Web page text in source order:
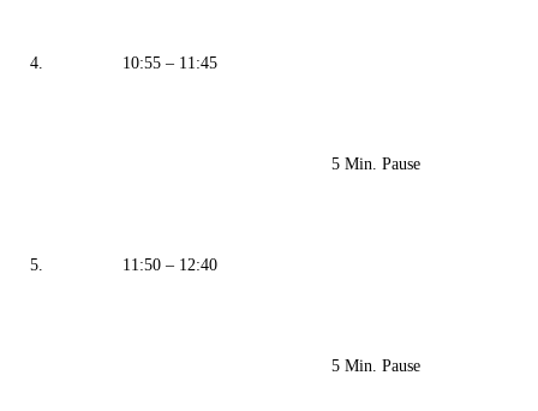
4. 10:55 – 11:45
5 Min. Pause
5. 11:50 – 12:40
5 Min. Pause